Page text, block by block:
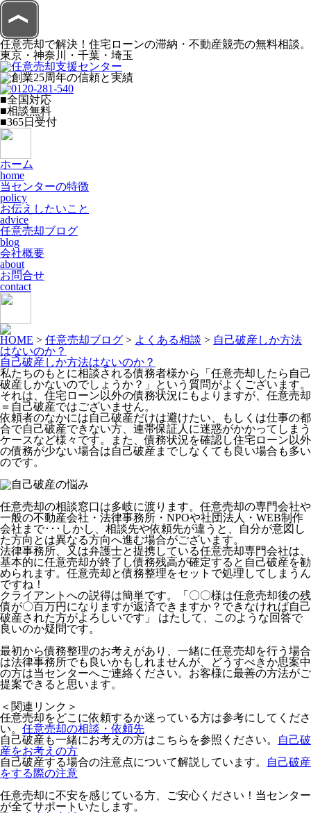
任意売却で解決！住宅ローンの滞納・不動産競売の無料相談。
東京・神奈川・千葉・埼玉
■全国対応
■相談無料
■365日受付
ホーム
home
当センターの特徴
policy
お伝えしたいこと
advice
任意売却ブログ
blog
会社概要
about
お問合せ
contact
HOME > 任意売却ブログ > よくある相談 > 自己破産しか方法
はないのか？
自己破産しか方法はないのか？
私たちのもとに相談される債務者様から「任意売却したら自己
破産しかないのでしょうか？」という質問がよくございます。
それは、住宅ローン以外の債務状況にもよりますが、任意売却
＝自己破産ではございません。
依頼者のなかには自己破産だけは避けたい、もしくは仕事の都
合で自己破産できない方、連帯保証人に迷惑がかかってしまう
ケースなど様々です。また、債務状況を確認し住宅ローン以外
の債務が少ない場合は自己破産までしなくても良い場合も多い
のです。
任意売却の相談窓口は多岐に渡ります。任意売却の専門会社や
一般の不動産会社・法律事務所・NPOや社団法人・WEB制作
会社まで･･･しかし、相談先や依頼先が違うと、自分が意図し
た方向とは異なる方向へ進む場合がございます。
法律事務所、又は弁護士と提携している任意売却専門会社は、
基本的に任意売却が終了し債務残高が確定すると自己破産を勧
められます。任意売却と債務整理をセットで処理してしまうん
ですね！
クライアントへの説得は簡単です。「〇〇様は任意売却後の残
債が〇百万円になりますが返済できますか？できなければ自己
破産された方がよろしいです」 はたして、このような回答で
良いのか疑問です。
最初から債務整理のお考えがあり、一緒に任意売却を行う場合
は法律事務所でも良いかもしれませんが、どうすべきか思案中
の方は当センターへご連絡ください。お客様に最善の方法がご
提案できると思います。
＜関連リンク＞
任意売却をどこに依頼するか迷っている方は参考にしてくださ
い。 任意売却の相談・依頼先
自己破産も一緒にお考えの方はこちらを参照ください。
自己破
産をお考えの方
自己破産する場合の注意点について解説しています。
自己破産
をする際の注意
任意売却に不安を感じている方、ご安心ください！当センター
が全てサポートいたします。